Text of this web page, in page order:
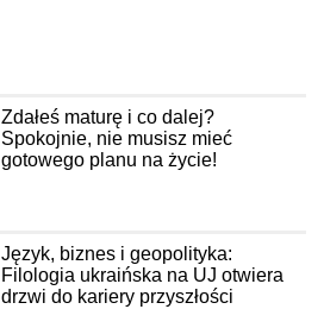
Zdałeś maturę i co dalej?
Spokojnie, nie musisz mieć
gotowego planu na życie!
Język, biznes i geopolityka:
Filologia ukraińska na UJ otwiera
drzwi do kariery przyszłości